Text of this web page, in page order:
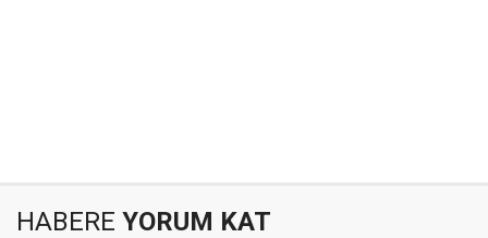
HABERE YORUM KAT